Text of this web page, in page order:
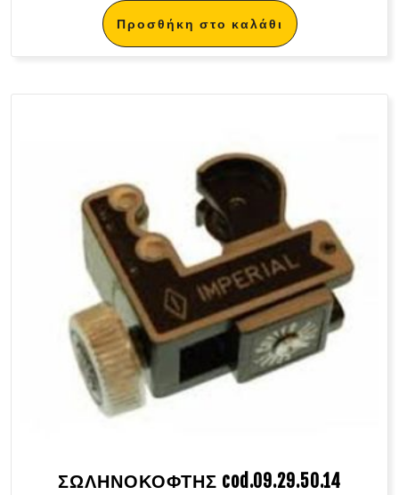
Προσθήκη στο καλάθι
ΣΩΛΗΝΟΚΟΦΤΗΣ cod.09.29.50.14